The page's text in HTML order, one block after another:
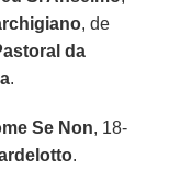
, de
da
.
Se Non, 18-
.